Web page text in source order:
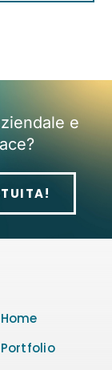
e
Home
Portfolio